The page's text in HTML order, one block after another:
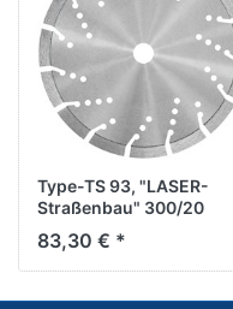
Type-TS 93, "LASER-
Straßenbau" 300/20
83,30 € *